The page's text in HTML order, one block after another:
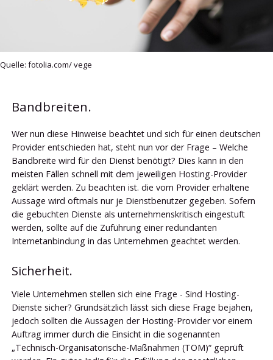
Quelle: fotolia.com/ vege
Bandbreiten.
Wer nun diese Hinweise beachtet und sich für einen deutschen
Provider entschieden hat, steht nun vor der Frage – Welche
Bandbreite wird für den Dienst benötigt? Dies kann in den
meisten Fällen schnell mit dem jeweiligen Hosting-Provider
geklärt werden. Zu beachten ist. die vom Provider erhaltene
Aussage wird oftmals nur je Dienstbenutzer gegeben. Sofern
die gebuchten Dienste als unternehmenskritisch eingestuft
werden, sollte auf die Zuführung einer redundanten
Internetanbindung in das Unternehmen geachtet werden.
Sicherheit.
Viele Unternehmen stellen sich eine Frage - Sind Hosting-
Dienste sicher? Grundsätzlich lässt sich diese Frage bejahen,
jedoch sollten die Aussagen der Hosting-Provider vor einem
Auftrag immer durch die Einsicht in die sogenannten
„Technisch-Organisatorische-Maßnahmen (TOM)“ geprüft